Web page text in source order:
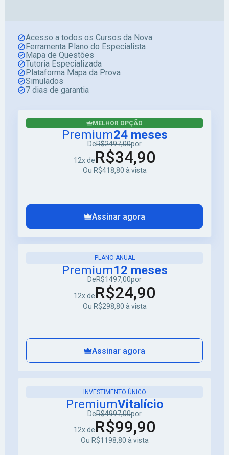
Acesso a todos os Cursos da Nova
Ferramenta Plano do Especialista
Mapa de Questões
Tutoria Especializada
Plataforma Mapa da Prova
Simulados
7 dias de garantia
MELHOR OPÇÃO
Premium24 meses
DeR$2497,00por
12x deR$34,90
Ou R$418,80 à vista
Assinar agora
PLANO ANUAL
Premium12 meses
DeR$1497,00por
12x deR$24,90
Ou R$298,80 à vista
Assinar agora
INVESTIMENTO ÚNICO
PremiumVitalício
DeR$4997,00por
12x deR$99,90
Ou R$1198,80 à vista